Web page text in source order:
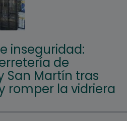
inseguridad:
de
San Martín tras
romper la vidriera